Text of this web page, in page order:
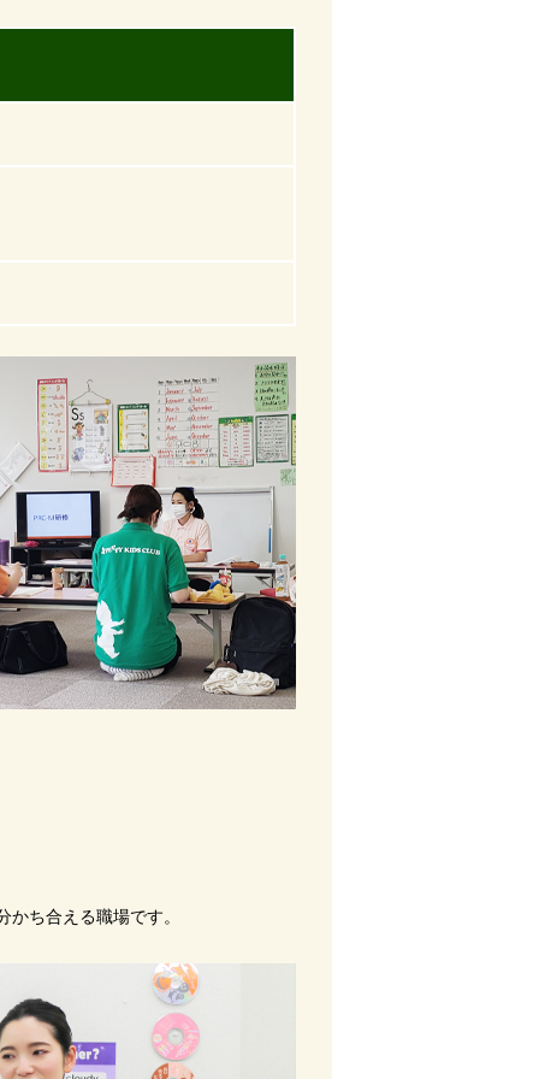
ち合える職場です。